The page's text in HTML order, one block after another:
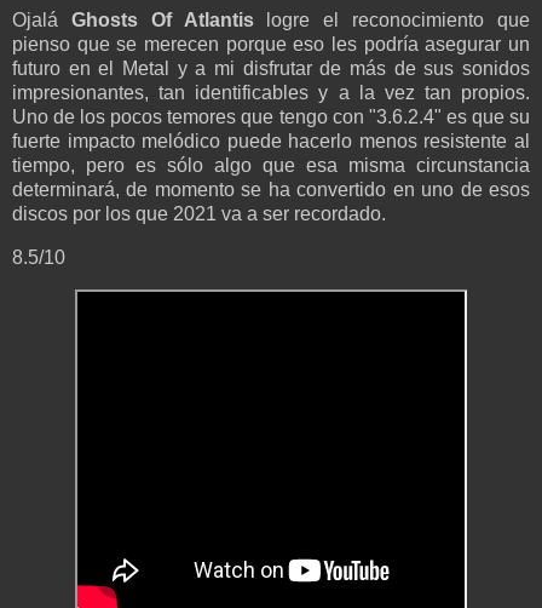
Ojalá Ghosts Of Atlantislogre el reconocimiento que
pienso que se merecen porque eso les podría asegurar un
futuro en el Metal y a mi disfrutar de más de sus sonidos
impresionantes, tan identificables y a la vez tan propios.
Uno de los pocos temores que tengo con "3.6.2.4" es que su
fuerte impacto melódico puede hacerlo menos resistente al
tiempo, pero es sólo algo que esa misma circunstancia
determinará, de momento se ha convertido en uno de esos
discos por los que 2021 va a ser recordado.
8.5/10